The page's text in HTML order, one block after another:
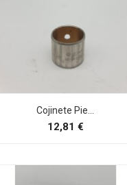
Cojinete Pie...
12,81 €Preço